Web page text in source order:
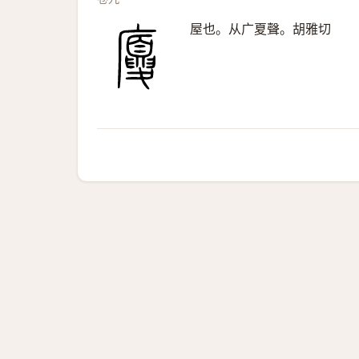
屋也。从广夏聲。胡雅切